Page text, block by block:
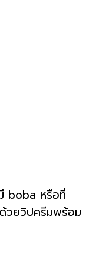
boba หรือที่
วยวิปครีมพร้อม